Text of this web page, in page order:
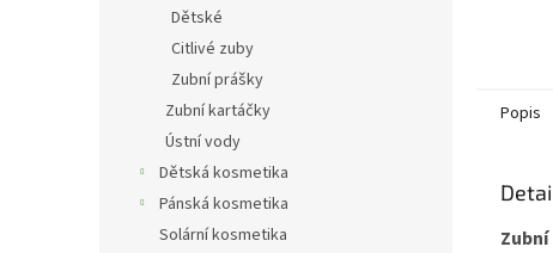
Dětské
Citlivé zuby
Zubní prášky
Zubní kartáčky
Ústní vody
Dětská kosmetika
Pánská kosmetika
Solární kosmetika
Popis